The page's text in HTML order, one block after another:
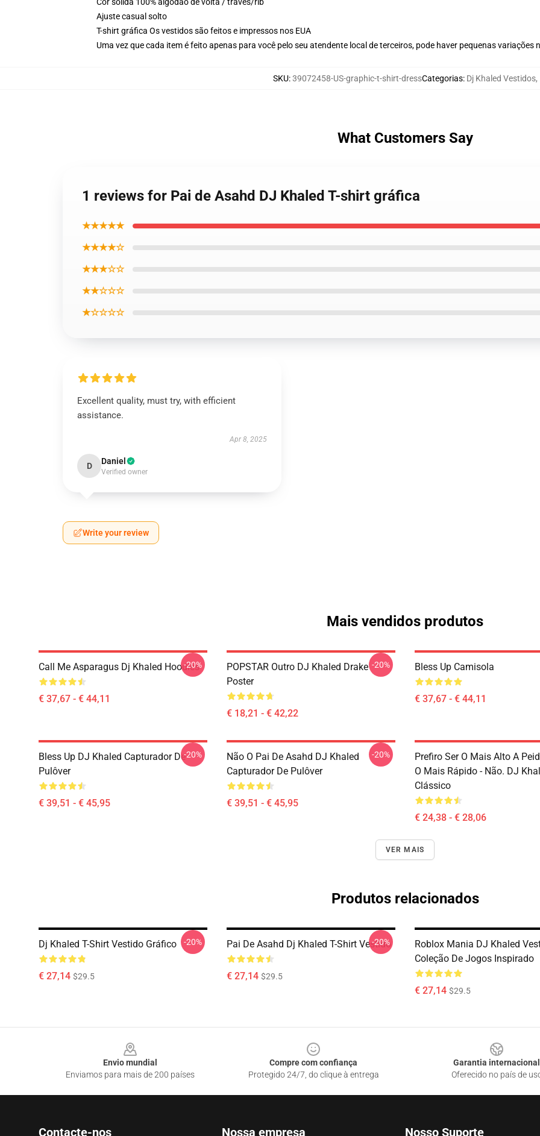
Ajuste casual solto
T-shirt gráfica Os vestidos são feitos e impressos nos EUA
Uma vez que cada item é feito apenas para você pelo seu atendente local de terceiros, pode haver pequenas variações
SKU:39072458-US-graphic-t-shirt-dressCategorias: Dj Khaled Vestidos,
What Customers Say
1 reviews for Pai de Asahd DJ Khaled T-shirt gráfica
★★★★★
★★★★☆
★★★☆☆
★★☆☆☆
★☆☆☆☆
Excellent quality, must try, with efficient
assistance.
Apr 8, 2025
D Daniel
Verified owner
Write your review
Mais vendidos produtos
Call Me Asparagus Dj Khaled Hoodies
€ 37,67 - € 44,11
-20%
POPSTAR Outro DJ Khaled Drake
Poster
€ 18,21 - € 42,22
-20% Bless Up Camisola
€ 37,67 - € 44,11
Bless Up DJ Khaled Capturador De
Pulôver
€ 39,51 - € 45,95
-20%
Não O Pai De Asahd DJ Khaled
Capturador De Pulôver
€ 39,51 - € 45,95
-20%
Prefiro Ser O Mais Alto A
O Mais Rápido - Não. DJ
Clássico
€ 24,38 - € 28,06
VER MAIS
Produtos relacionados
Dj Khaled T-Shirt Vestido Gráfico
€ 27,14 $29.5
-20% Pai De Asahd Dj Khaled T-Shirt Vestido
€ 27,14 $29.5
-20%
Roblox Mania DJ Khaled
Coleção De Jogos Inspirado
€ 27,14 $29.5
Envio mundial
Enviamos para mais de 200 países
Compre com confiança
Protegido 24/7, do clique à entrega
Garantia internacional
Oferecido no país de
Contacte-nos Nossa empresa Nosso Suporte